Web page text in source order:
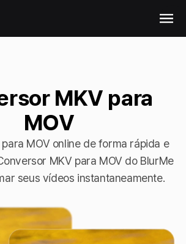
MKV para
MOV
MOV online de forma rápida e
MKV para MOV do BlurMe
seus vídeos instantaneamente.